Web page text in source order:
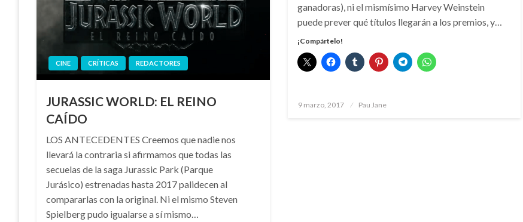
CINE CRÍTICAS REDACTORES
JURASSIC WORLD: EL REINO
CAÍDO
LOS ANTECEDENTES Creemos que nadie nos
llevará la contraria si afirmamos que todas las
secuelas de la saga Jurassic Park (Parque
Jurásico) estrenadas hasta 2017 palidecen al
compararlas con la original. Ni el mismo Steven
Spielberg pudo igualarse a sí mismo…
ganadoras), ni el mismísimo Harvey Weinstein
puede prever qué títulos llegarán a los premios, y…
¡Compártelo!
Publicado
9 marzo, 2017 Pau Jane